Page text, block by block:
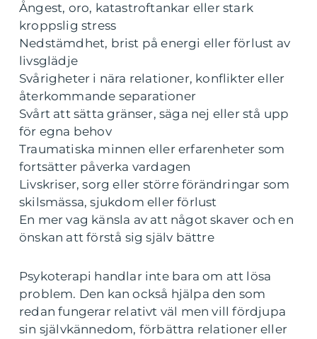
Ångest, oro, katastroftankar eller stark
kroppslig stress
Nedstämdhet, brist på energi eller förlust av
livsglädje
Svårigheter i nära relationer, konflikter eller
återkommande separationer
Svårt att sätta gränser, säga nej eller stå upp
för egna behov
Traumatiska minnen eller erfarenheter som
fortsätter påverka vardagen
Livskriser, sorg eller större förändringar som
skilsmässa, sjukdom eller förlust
En mer vag känsla av att något skaver och en
önskan att förstå sig själv bättre
Psykoterapi handlar inte bara om att lösa
problem. Den kan också hjälpa den som
redan fungerar relativt väl men vill fördjupa
sin självkännedom, förbättra relationer eller